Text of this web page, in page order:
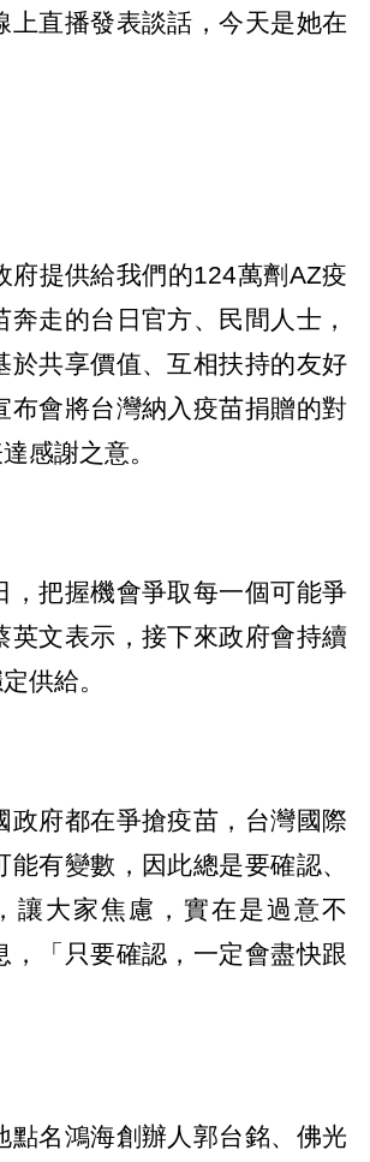
直播發表談話，今天是她在
府提供給我們的124萬劑AZ疫
走的台日官方、民間人士，
於共享價值、互相扶持的友好
會將台灣納入疫苗捐贈的對
感謝之意。
，把握機會爭取每一個可能爭
文表示，接下來政府會持續
供給。
府都在爭搶疫苗，台灣國際
有變數，因此總是要確認、
讓大家焦慮，實在是過意不
「只要確認，一定會盡快跟
點名鴻海創辦人郭台銘、佛光